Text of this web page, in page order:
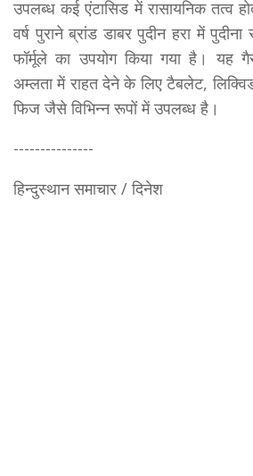
उपलब्ध कई एंटासिड में रासायनिक तत्व
वर्ष पुराने ब्रांड डाबर पुदीन हरा में
फॉर्मूले का उपयोग किया गया है।
अम्लता में राहत देने के लिए टैबलेट,
फिज जैसे विभिन्न रूपों में उपलब्ध है।
---------------
हिन्दुस्थान समाचार / दिनेश